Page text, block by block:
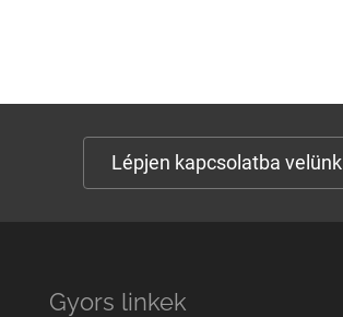
Lépjen kapcsolatba velünk
Gyors linkek